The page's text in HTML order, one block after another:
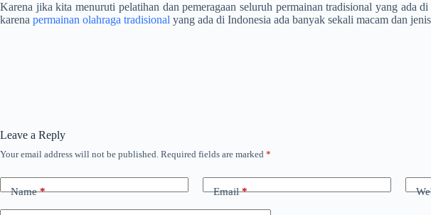
Karena jika kita menuruti pelatihan dan pemeragaan seluruh permainan tradisional yang ada
karena permainan olahraga tradisional yang ada di Indonesia ada banyak sekali macam dan
Leave a Reply
Your email address will not be published. Required fields are marked *
Name* Email*